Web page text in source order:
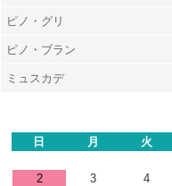
ピノ・グリ
ピノ・ブラン
ミュスカデ
日
月 火
2
3 4